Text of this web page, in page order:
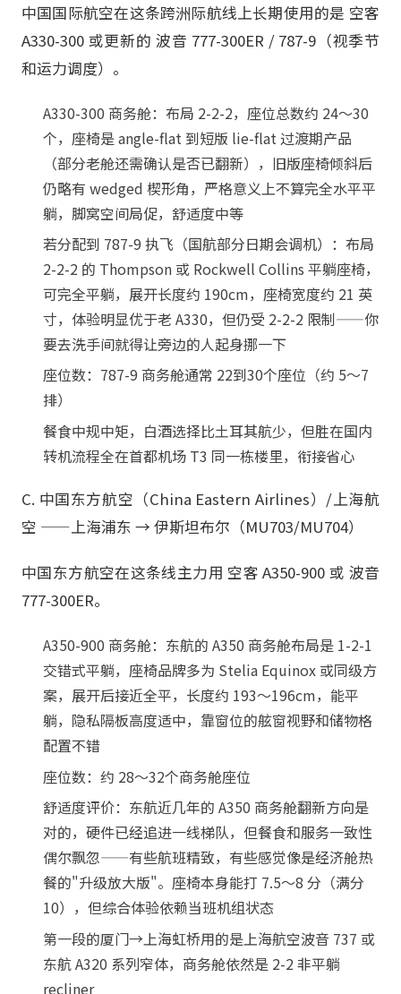
中国国际航空在这条跨洲际航线上长期使用的是 空客
A330-300 或更新的 波音 777-300ER / 787-9（视季节
和运力调度）。
A330-300 商务舱：布局 2-2-2，座位总数约 24～30
个，座椅是 angle-flat 到短版 lie-flat 过渡期产品
（部分老舱还需确认是否已翻新），旧版座椅倾斜后
仍略有 wedged 楔形角，严格意义上不算完全水平平
躺，脚窝空间局促，舒适度中等
若分配到 787-9 执飞（国航部分日期会调机）：布局
2-2-2 的 Thompson 或 Rockwell Collins 平躺座椅，
可完全平躺，展开长度约 190cm，座椅宽度约 21 英
寸，体验明显优于老 A330，但仍受 2-2-2 限制——你
要去洗手间就得让旁边的人起身挪一下
座位数：787-9 商务舱通常 22到30个座位（约 5～7
排）
餐食中规中矩，白酒选择比土耳其航少，但胜在国内
转机流程全在首都机场 T3 同一栋楼里，衔接省心
C. 中国东方航空（China Eastern Airlines）/上海航
空 ——上海浦东 → 伊斯坦布尔（MU703/MU704）
中国东方航空在这条线主力用 空客 A350-900 或 波音
777-300ER。
A350-900 商务舱：东航的 A350 商务舱布局是 1-2-1
交错式平躺，座椅品牌多为 Stelia Equinox 或同级方
案，展开后接近全平，长度约 193～196cm，能平
躺，隐私隔板高度适中，靠窗位的舷窗视野和储物格
配置不错
座位数：约 28～32个商务舱座位
舒适度评价：东航近几年的 A350 商务舱翻新方向是
对的，硬件已经追进一线梯队，但餐食和服务一致性
偶尔飘忽——有些航班精致，有些感觉像是经济舱热
餐的"升级放大版"。座椅本身能打 7.5～8 分（满分
10），但综合体验依赖当班机组状态
第一段的厦门→上海虹桥用的是上海航空波音 737 或
东航 A320 系列窄体，商务舱依然是 2-2 非平躺
recliner